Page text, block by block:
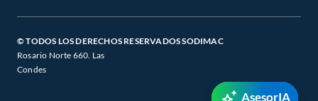
© TODOS LOS DERECHOS RESERVADOS SODIMAC
Rosario Norte 660. Las
Condes
AsesorIA